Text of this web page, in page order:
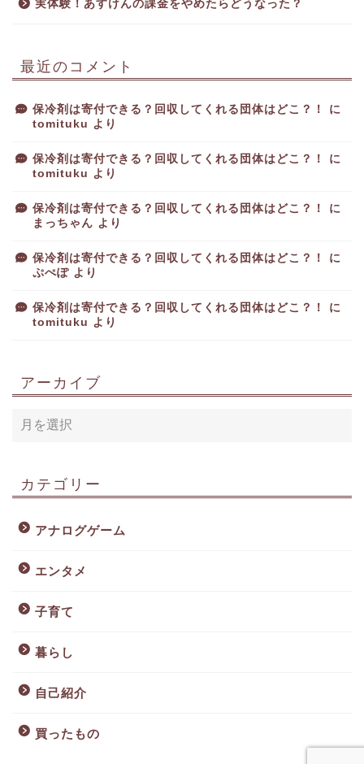
実体験！あすけんの課金をやめたらどうなった？
最近のコメント
保冷剤は寄付できる？回収してくれる団体はどこ？！
に
tomituku より
保冷剤は寄付できる？回収してくれる団体はどこ？！
に
tomituku より
保冷剤は寄付できる？回収してくれる団体はどこ？！
に
まっちゃん より
保冷剤は寄付できる？回収してくれる団体はどこ？！
に
ぷぺぽ より
保冷剤は寄付できる？回収してくれる団体はどこ？！
に
tomituku より
アーカイブ
カテゴリー
アナログゲーム
エンタメ
子育て
暮らし
自己紹介
買ったもの